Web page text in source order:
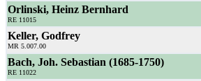
Orlinski, Heinz Bernhard
RE 11015
Keller, Godfrey
MR 5.007.00
Bach, Joh. Sebastian (1685-1750)
RE 11022